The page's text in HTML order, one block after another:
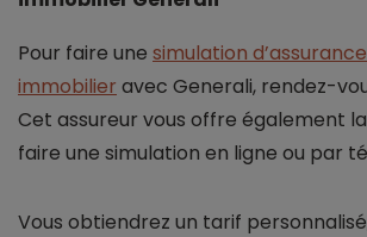
Pour faire une simulation
immobilier avec Generali, rendez-
Cet assureur vous offre également
faire une simulation en ligne ou par
Vous obtiendrez un tarif